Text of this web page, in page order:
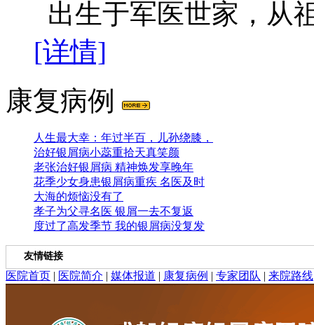
出生于军医世家，从
[详情]
康复病例
人生最大幸：年过半百，儿孙绕膝，
治好银屑病小蕊重拾天真笑颜
老张治好银屑病 精神焕发享晚年
花季少女身患银屑病重疾 名医及时
大海的烦恼没有了
孝子为父寻名医 银屑一去不复返
度过了高发季节 我的银屑病没复发
友情链接
医院首页 | 医院简介 | 媒体报道 | 康复病例 | 专家团队 | 来院路线